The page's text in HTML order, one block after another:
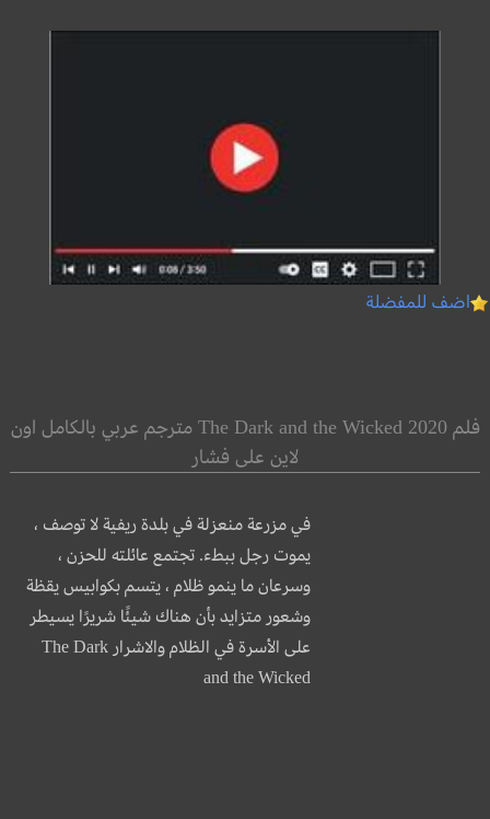
اضف للمفضلة
فلم The Dark and the Wicked 2020 مترجم عربي بالكامل اون
لاين على فشار
في مزرعة منعزلة في بلدة ريفية لا توصف ،
يموت رجل ببطء. تجتمع عائلته للحزن ،
وسرعان ما ينمو ظلام ، يتسم بكوابيس يقظة
وشعور متزايد بأن هناك شيئًا شريرًا يسيطر
على الأسرة في الظلام والاشرار The Dark
and the Wicked